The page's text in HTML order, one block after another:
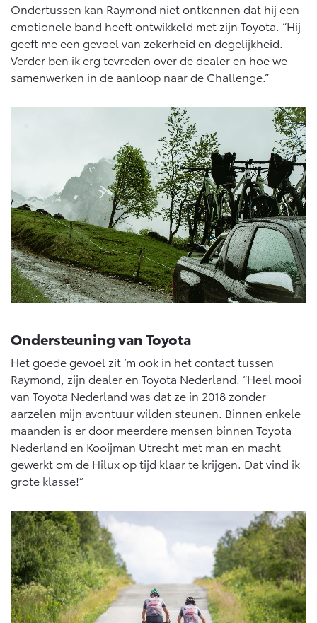
Ondertussen kan Raymond niet ontkennen dat hij een
emotionele band heeft ontwikkeld met zijn Toyota. “Hij
geeft me een gevoel van zekerheid en degelijkheid.
Verder ben ik erg tevreden over de dealer en hoe we
samenwerken in de aanloop naar de Challenge.”
Ondersteuning van Toyota
Het goede gevoel zit ‘m ook in het contact tussen
Raymond, zijn dealer en Toyota Nederland. “Heel mooi
van Toyota Nederland was dat ze in 2018 zonder
aarzelen mijn avontuur wilden steunen. Binnen enkele
maanden is er door meerdere mensen binnen Toyota
Nederland en Kooijman Utrecht met man en macht
gewerkt om de Hilux op tijd klaar te krijgen. Dat vind ik
grote klasse!”